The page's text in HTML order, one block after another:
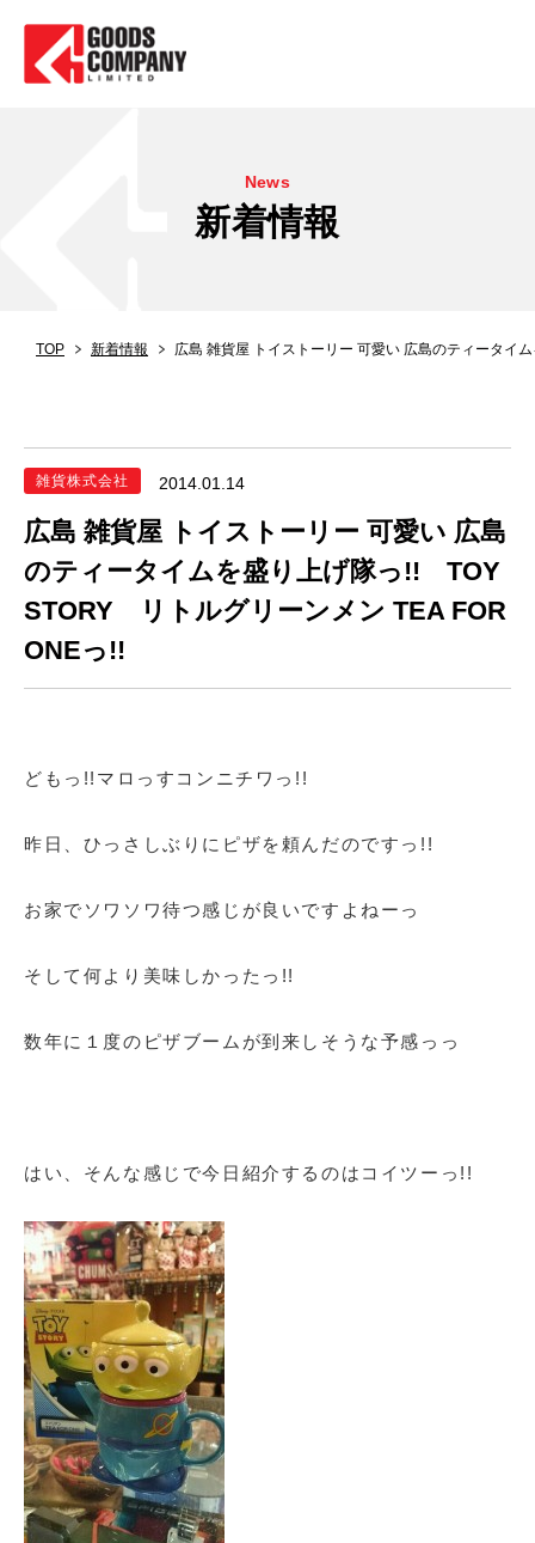
News
新着情報
TOP 新着情報 広島 雑貨屋 トイストーリー 可愛い 広島のティータ
雑貨株式会社 2014.01.14
広島 雑貨屋 トイストーリー 可愛い 広島
のティータイムを盛り上げ隊っ!! TOY
STORY リトルグリーンメン TEA FOR
ONEっ!!
どもっ!!マロっすコンニチワっ!!
昨日、ひっさしぶりにピザを頼んだのですっ!!
お家でソワソワ待つ感じが良いですよねーっ
そして何より美味しかったっ!!
数年に１度のピザブームが到来しそうな予感っっ
はい、そんな感じで今日紹介するのはコイツーっ!!